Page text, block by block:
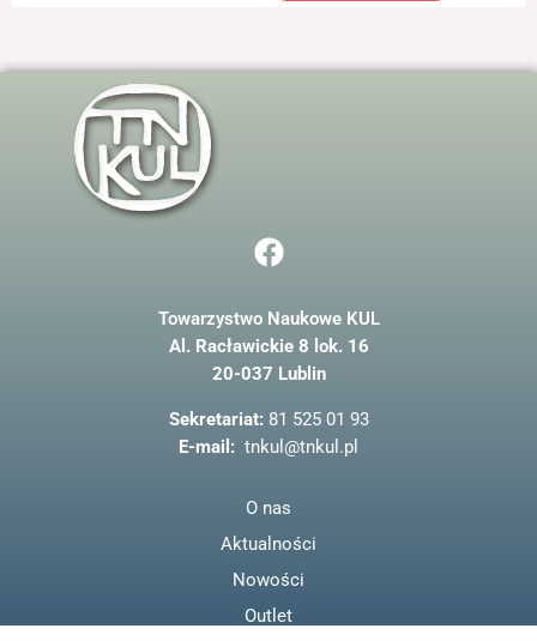
F
a
e
b
o
o
k
Towarzystwo Naukowe KUL
Al. Racławickie 8 lok. 16
20-037 Lublin
Sekretariat: 81 525 01 93
E-mail: tnkul@tnkul.pl
O nas
Aktualności
Nowości
Outlet